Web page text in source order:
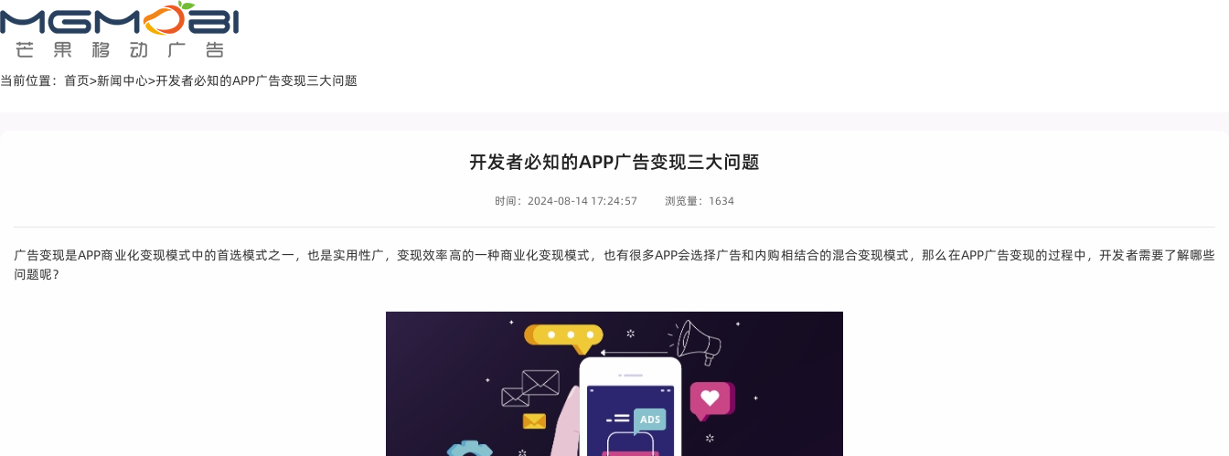
当前位置： 首页>新闻中心>开发者必知的APP广告变现三大问题
开发者必知的APP广告变现三大问题
时间：2024-08-14 17:24:57 浏览量：1634
广告变现是APP商业化变现模式中的首选模式之一，也是实用性广，变现效率高的一种商业化变现模式，也有很多APP会选择广告和内购相结合的混合变现模式，那么在APP广告变现的过程中，开发者需要了解哪些
问题呢？